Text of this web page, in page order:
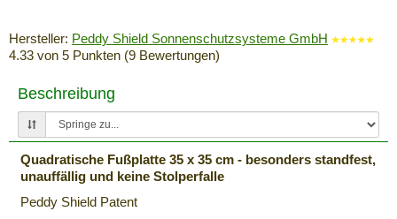
Hersteller: Peddy Shield Sonnenschutzsysteme GmbH
4.33 von 5 Punkten (9 Bewertungen)
Beschreibung
Quadratische Fußplatte 35 x 35 cm - besonders standfest,
unauffällig und keine Stolperfalle
Peddy Shield Patent